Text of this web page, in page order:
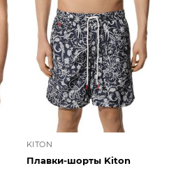
KITON
Плавки-шорты Kiton